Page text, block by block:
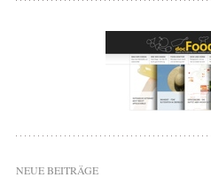
NEUE BEITRÄGE